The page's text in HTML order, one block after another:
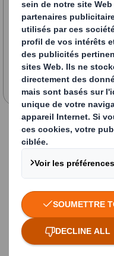
Now & Next
Nos
En savoir plus
communautaire